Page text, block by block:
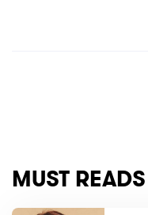
MUST READS